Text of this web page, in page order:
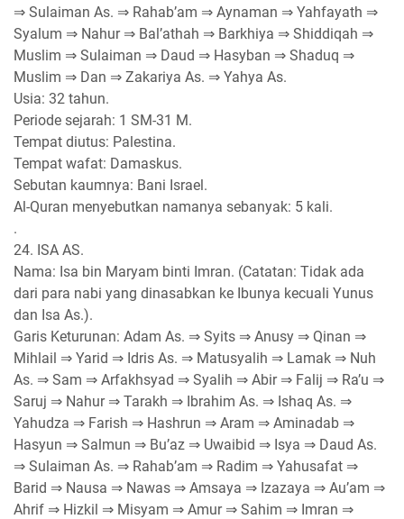
⇒ Sulaiman As. ⇒ Rahab’am ⇒ Aynaman ⇒ Yahfayath ⇒
Syalum ⇒ Nahur ⇒ Bal’athah ⇒ Barkhiya ⇒ Shiddiqah ⇒
Muslim ⇒ Sulaiman ⇒ Daud ⇒ Hasyban ⇒ Shaduq ⇒
Muslim ⇒ Dan ⇒ Zakariya As. ⇒ Yahya As.
Usia: 32 tahun.
Periode sejarah: 1 SM-31 M.
Tempat diutus: Palestina.
Tempat wafat: Damaskus.
Sebutan kaumnya: Bani Israel.
Al-Quran menyebutkan namanya sebanyak: 5 kali.
.
24. ISA AS.
Nama: Isa bin Maryam binti Imran. (Catatan: Tidak ada
dari para nabi yang dinasabkan ke Ibunya kecuali Yunus
dan Isa As.).
Garis Keturunan: Adam As. ⇒ Syits ⇒ Anusy ⇒ Qinan ⇒
Mihlail ⇒ Yarid ⇒ Idris As. ⇒ Matusyalih ⇒ Lamak ⇒ Nuh
As. ⇒ Sam ⇒ Arfakhsyad ⇒ Syalih ⇒ Abir ⇒ Falij ⇒ Ra’u ⇒
Saruj ⇒ Nahur ⇒ Tarakh ⇒ Ibrahim As. ⇒ Ishaq As. ⇒
Yahudza ⇒ Farish ⇒ Hashrun ⇒ Aram ⇒ Aminadab ⇒
Hasyun ⇒ Salmun ⇒ Bu’az ⇒ Uwaibid ⇒ Isya ⇒ Daud As.
⇒ Sulaiman As. ⇒ Rahab’am ⇒ Radim ⇒ Yahusafat ⇒
Barid ⇒ Nausa ⇒ Nawas ⇒ Amsaya ⇒ Izazaya ⇒ Au’am ⇒
Ahrif ⇒ Hizkil ⇒ Misyam ⇒ Amur ⇒ Sahim ⇒ Imran ⇒